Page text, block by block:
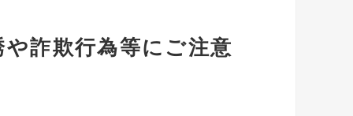
詐欺行為等にご注意